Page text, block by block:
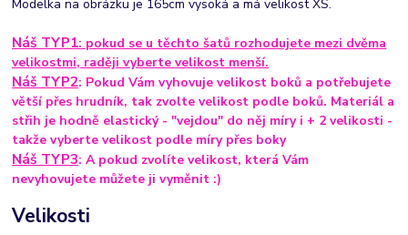
Modelka na obrázku je 165cm vysoká a má velikost XS.
Náš TYP1: pokud se u těchto šatů rozhodujete mezi dvěma
velikostmi, raději vyberte velikost menší.
Náš TYP2: Pokud Vám vyhovuje velikost boků a potřebujete
větší přes hrudník, tak zvolte velikost podle boků. Materiál a
střih je hodně elastický - "vejdou" do něj míry i + 2 velikosti -
takže vyberte velikost podle míry přes boky
Náš TYP3: A pokud zvolíte velikost, která Vám
nevyhovujete můžete ji vyměnit :)
Velikosti